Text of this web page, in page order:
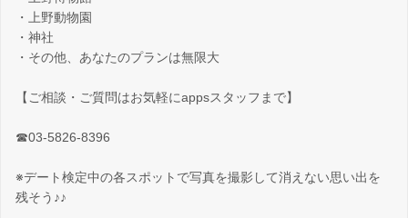
・上野動物園
・神社
・その他、あなたのプランは無限大
【ご相談・ご質問はお気軽にappsスタッフまで】
☎03-5826-8396
※デート検定中の各スポットで写真を撮影して消えない思い出を
残そう♪♪